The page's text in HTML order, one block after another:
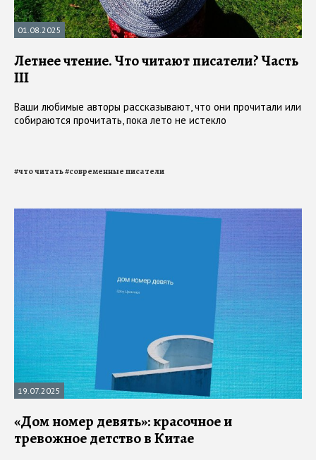
01.08.2025
Летнее чтение. Что читают писатели? Часть
III
Ваши любимые авторы рассказывают, что они прочитали или
собираются прочитать, пока лето не истекло
#что читать#современные писатели
19.07.2025
«Дом номер девять»: красочное и
тревожное детство в Китае